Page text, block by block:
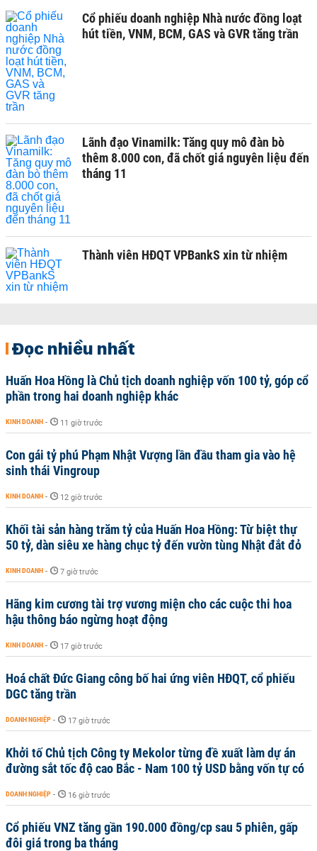
Cổ phiếu doanh nghiệp Nhà nước đồng loạt
hút tiền, VNM, BCM, GAS và GVR tăng trần
Lãnh đạo Vinamilk: Tăng quy mô đàn bò
thêm 8.000 con, đã chốt giá nguyên liệu đến
tháng 11
Thành viên HĐQT VPBankS xin từ nhiệm
Đọc nhiều nhất
Huấn Hoa Hồng là Chủ tịch doanh nghiệp vốn 100 tỷ, góp cổ
phần trong hai doanh nghiệp khác
KINH DOANH - 11 giờ trước
Con gái tỷ phú Phạm Nhật Vượng lần đầu tham gia vào hệ
sinh thái Vingroup
KINH DOANH - 12 giờ trước
Khối tài sản hàng trăm tỷ của Huấn Hoa Hồng: Từ biệt thự
50 tỷ, dàn siêu xe hàng chục tỷ đến vườn tùng Nhật đắt đỏ
KINH DOANH - 7 giờ trước
Hãng kim cương tài trợ vương miện cho các cuộc thi hoa
hậu thông báo ngừng hoạt động
KINH DOANH - 17 giờ trước
Hoá chất Đức Giang công bố hai ứng viên HĐQT, cổ phiếu
DGC tăng trần
DOANH NGHIỆP - 17 giờ trước
Khởi tố Chủ tịch Công ty Mekolor từng đề xuất làm dự án
đường sắt tốc độ cao Bắc - Nam 100 tỷ USD bằng vốn tự có
DOANH NGHIỆP - 16 giờ trước
Cổ phiếu VNZ tăng gần 190.000 đồng/cp sau 5 phiên, gấp
đôi giá trong ba tháng